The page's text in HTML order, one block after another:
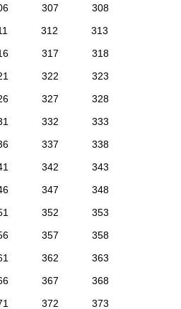
307
308
312
313
317
318
322
323
327
328
332
333
337
338
342
343
347
348
352
353
357
358
362
363
367
368
372 373